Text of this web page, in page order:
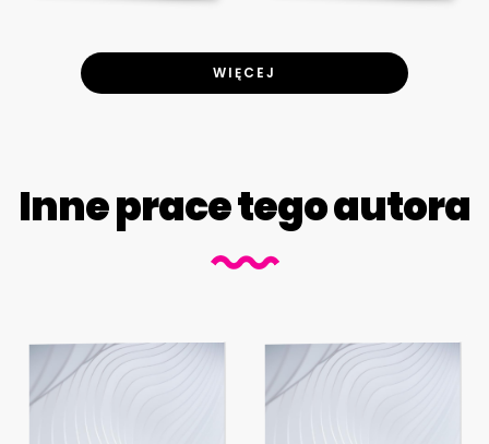
WIĘCEJ
Inne prace tego autora